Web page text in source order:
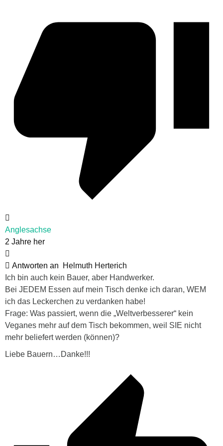
Anglesachse
2 Jahre her
Antworten an
Helmuth Herterich
Ich bin auch kein Bauer, aber Handwerker.
Bei JEDEM Essen auf mein Tisch denke ich daran, WEM
ich das Leckerchen zu verdanken habe!
Frage: Was passiert, wenn die „Weltverbesserer“ kein
Veganes mehr auf dem Tisch bekommen, weil SIE nicht
mehr beliefert werden (können)?
Liebe Bauern…Danke!!!